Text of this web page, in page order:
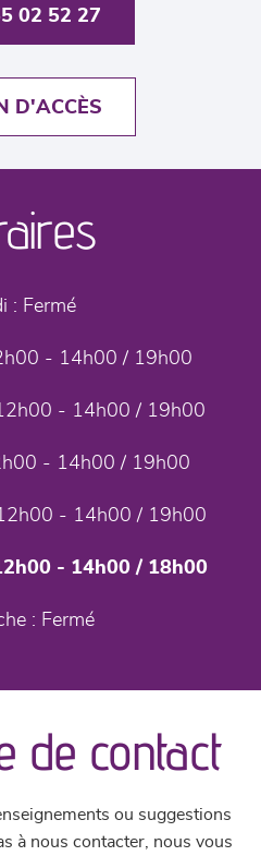
02 52 27
D'ACCÈS
: Fermé
- 14h00 / 19h00
- 14h00 / 19h00
- 14h00 / 19h00
- 14h00 / 19h00
- 14h00 / 18h00
: Fermé
de contact
ou suggestions
à nous contacter, nous vous